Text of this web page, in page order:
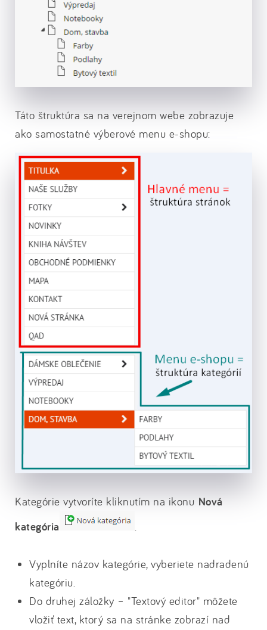
Táto štruktúra sa na verejnom webe zobrazuje
ako samostatné výberové menu e-shopu:
Kategórie vytvoríte kliknutím na ikonu Nová
kategória
.
Vyplníte názov kategórie, vyberiete nadradenú
kategóriu.
Do druhej záložky – "Textový editor" môžete
vložiť text, ktorý sa na stránke zobrazí nad